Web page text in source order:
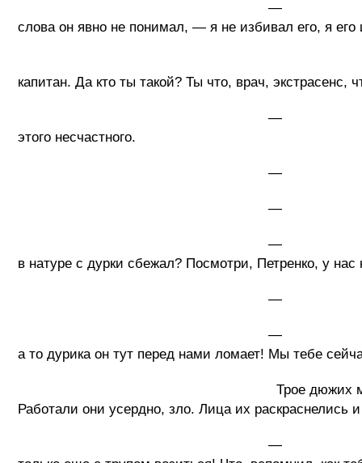
— Да, гражданин начальник, —
слова он явно не понимал, — я не избивал его, я
капитан. Да кто ты такой? Ты что, врач, экстрасенс,
— Не знаю, о чем ты
этого несчастного.
— Хватит шлангом
— Я Иисус Христос –
— Что? Иисус
в натуре с дурки сбежал? Посмотри, Петренко, у
— Да, вроде
— Тогда всыпьте ему как
а то дурика он тут перед нами ломает! Мы тебе
Трое дюжих милиционеров
Работали они усердно, зло. Лица их раскраснелись
— Ну, хватит, — сказал